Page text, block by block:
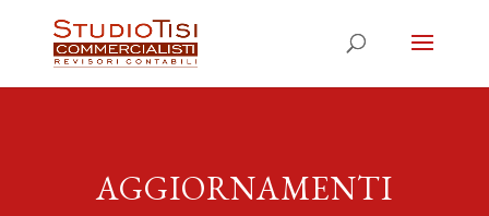
AGGIORNAMENTI